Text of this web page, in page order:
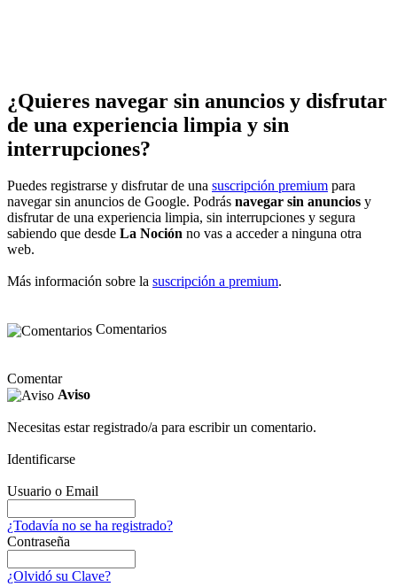
¿Quieres navegar sin anuncios y disfrutar
de una experiencia limpia y sin
interrupciones?
Puedes registrarse y disfrutar de una suscripción premium para
navegar sin anuncios de Google. Podrás navegar sin anuncios y
disfrutar de una experiencia limpia, sin interrupciones y segura
sabiendo que desde La Noción no vas a acceder a ninguna otra
web.
Más información sobre la suscripción a premium.
Comentarios
Comentar
Aviso
Necesitas estar registrado/a para escribir un comentario.
Identificarse
Usuario o Email
¿Todavía no se ha registrado?
Contraseña
¿Olvidó su Clave?